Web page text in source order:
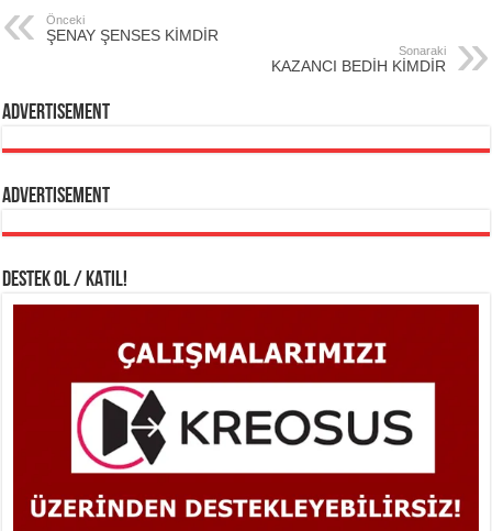
Önceki
ŞENAY ŞENSES KİMDİR
Sonaraki
KAZANCI BEDİH KİMDİR
Advertisement
Advertisement
DESTEK OL / KATIL!